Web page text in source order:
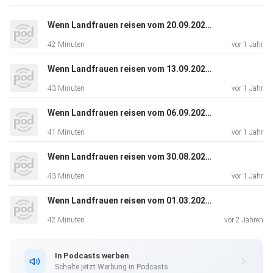
betreiben.
Glücklicherweise spricht die Gastfamilie Englisch – so
verstehen
sich alle von Anfang an prächtig. Die beiden Landfrauen
packen auch
Fallen auf,
pflücken fleissig Tomaten, Gurken und Randen in den
und tauchen ein in eine Welt, wo die Gastfreundschaft eine
uralte
darf.
Richtig ins Schwitzen geraten die beiden Frauen allerdings,
werden:
Wenn Landfrauen reisen vom 20.09.2024 (Staffel 8, Folge 4)
42 Minuten vor 1 Jahr
Wenn Landfrauen reisen vom 13.09.2024 (Staffel 8, Folge 3)
43 Minuten vor 1 Jahr
Wenn Landfrauen reisen vom 06.09.2024 (Staffel 8, Folge 2)
41 Minuten vor 1 Jahr
Wenn Landfrauen reisen vom 30.08.2024 (Staffel 5, Folge 3)
43 Minuten vor 1 Jahr
Wenn Landfrauen reisen vom 01.03.2024 (Staffel 7, Folge 3)
42 Minuten vor 2 Jahren
In Podcasts werben
Schalte jetzt Werbung in Podcasts.